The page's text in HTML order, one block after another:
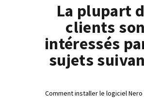
La plupart
clients
intéressés
sujets
Comment installer le logiciel